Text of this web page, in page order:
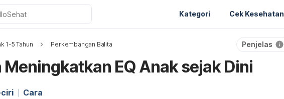
Kategori Cek Kesehatan
1-5 Tahun Perkembangan Balita Penjelas
Meningkatkan EQ Anak sejak Dini
Cara